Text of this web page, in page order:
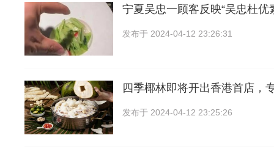
宁夏吴忠一顾客反映“吴忠杜优
发布于 2024-04-12 23:26:31
四季椰林即将开出香港首店，
发布于 2024-04-12 23:25:26